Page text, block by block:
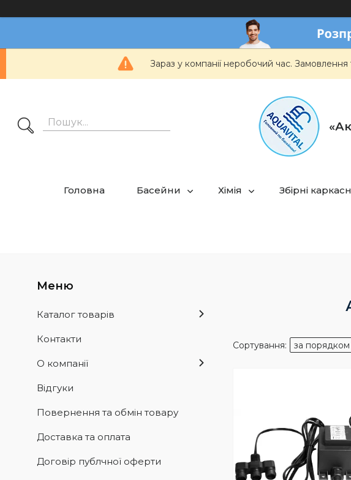
Зараз у компанії неробочий час.
Головна Басейни Хімія Збірні
Каталог товарів
Контакти
О компанії
Відгуки
Повернення та обмін товару
Доставка та оплата
Договір публчної оферти